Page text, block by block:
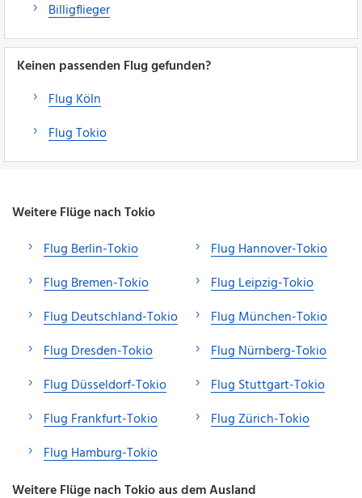
Billigflieger
Keinen passenden Flug gefunden?
Flug Köln
Flug Tokio
Weitere Flüge nach Tokio
Flug Berlin-Tokio
Flug Bremen-Tokio
Flug Deutschland-Tokio
Flug Dresden-Tokio
Flug Düsseldorf-Tokio
Flug Frankfurt-Tokio
Flug Hamburg-Tokio
Flug Hannover-Tokio
Flug Leipzig-Tokio
Flug München-Tokio
Flug Nürnberg-Tokio
Flug Stuttgart-Tokio
Flug Zürich-Tokio
Weitere Flüge nach Tokio aus dem Ausland